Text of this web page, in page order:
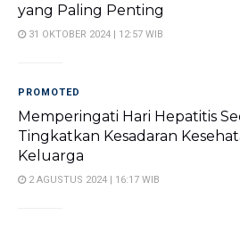
yang Paling Penting
31 OKTOBER 2024 | 12:57 WIB
PROMOTED
Memperingati Hari Hepatitis
Tingkatkan Kesadaran
Keluarga
2 AGUSTUS 2024 | 16:17 WIB